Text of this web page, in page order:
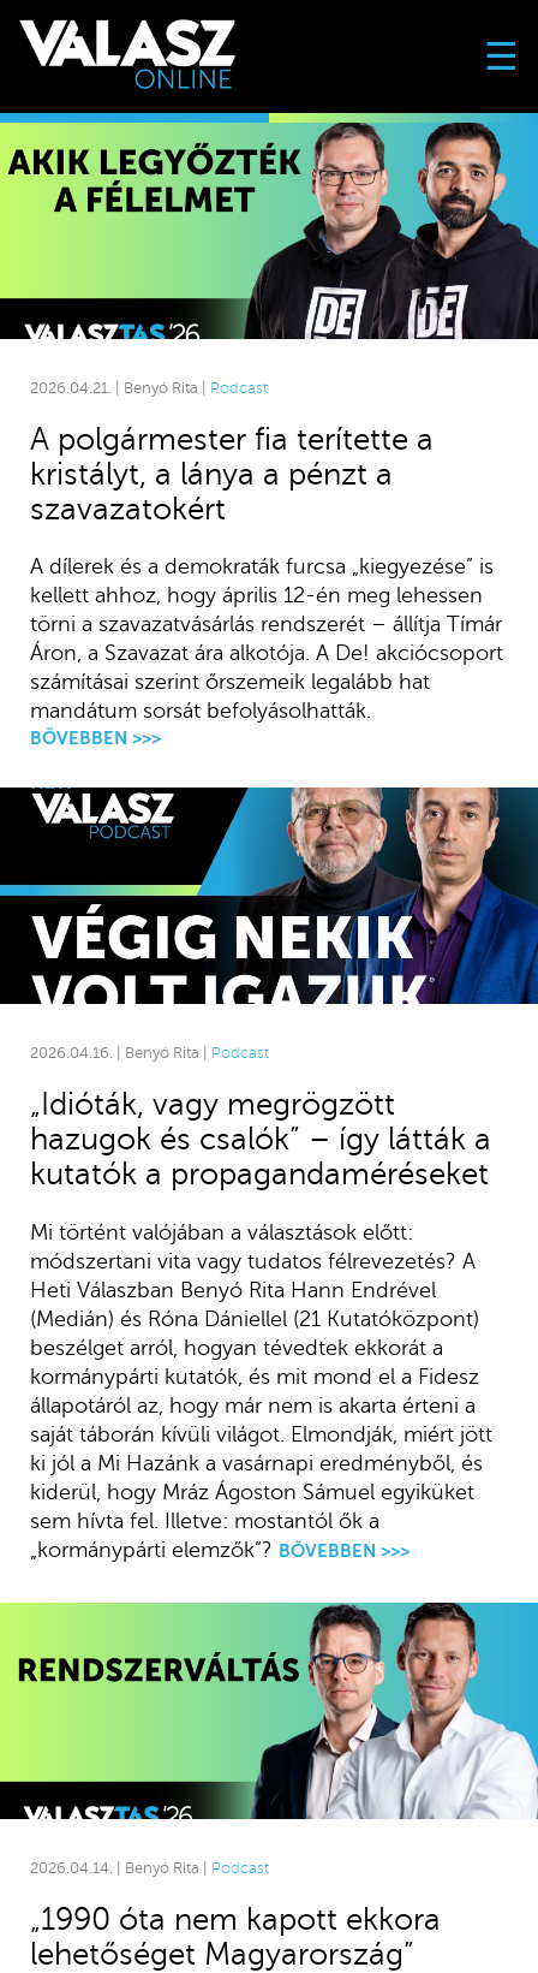
☰
2026.04.21. | Benyó Rita | Podcast
A polgármester fia terítette a
kristályt, a lánya a pénzt a
szavazatokért
A dílerek és a demokraták furcsa „kiegyezése” is
kellett ahhoz, hogy április 12-én meg lehessen
törni a szavazatvásárlás rendszerét – állítja Tímár
Áron, a Szavazat ára alkotója. A De! akciócsoport
számításai szerint őrszemeik legalább hat
mandátum sorsát befolyásolhatták.
BŐVEBBEN >>>
2026.04.16. | Benyó Rita | Podcast
„Idióták, vagy megrögzött
hazugok és csalók” – így látták a
kutatók a propagandaméréseket
Mi történt valójában a választások előtt:
módszertani vita vagy tudatos félrevezetés? A
Heti Válaszban Benyó Rita Hann Endrével
(Medián) és Róna Dániellel (21 Kutatóközpont)
beszélget arról, hogyan tévedtek ekkorát a
kormánypárti kutatók, és mit mond el a Fidesz
állapotáról az, hogy már nem is akarta érteni a
saját táborán kívüli világot. Elmondják, miért jött
ki jól a Mi Hazánk a vasárnapi eredményből, és
kiderül, hogy Mráz Ágoston Sámuel egyiküket
sem hívta fel. Illetve: mostantól ők a
„kormánypárti elemzők”? BŐVEBBEN >>>
2026.04.14. | Benyó Rita | Podcast
„1990 óta nem kapott ekkora
lehetőséget Magyarország”